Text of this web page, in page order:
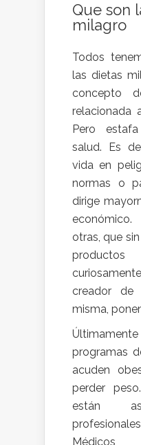
Que son
milagro
Todos
las dietas
concepto
relacionada
Pero
salud. Es
vida en
normas o
dirige
otras, que
productos
creador
misma,
programas
acuden
perder
están
Médicos